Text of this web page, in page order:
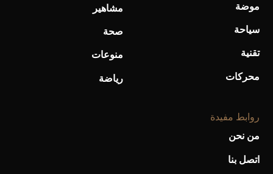
موضة
سياحة
تقنية
محركات
مشاهير
صحة
منوعات
رياضة
روابط مفيدة
من نحن
اتصل بنا